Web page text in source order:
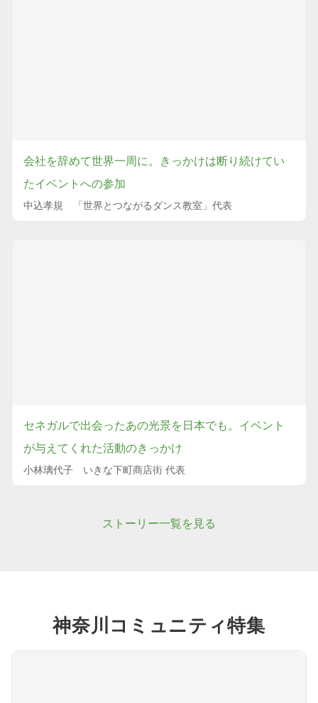
会社を辞めて世界一周に。きっかけは断り続けてい
たイベントへの参加
中込孝規 「世界とつながるダンス教室」代表
セネガルで出会ったあの光景を日本でも。イベント
が与えてくれた活動のきっかけ
小林璃代子 いきな下町商店街 代表
ストーリー一覧を見る
神奈川コミュニティ特集